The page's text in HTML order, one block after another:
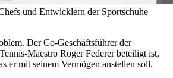
und Entwicklern der Sportschuhe
Der Co-Geschäftsführer der
Maestro Roger Federer beteiligt ist,
er mit seinem Vermögen anstellen soll.